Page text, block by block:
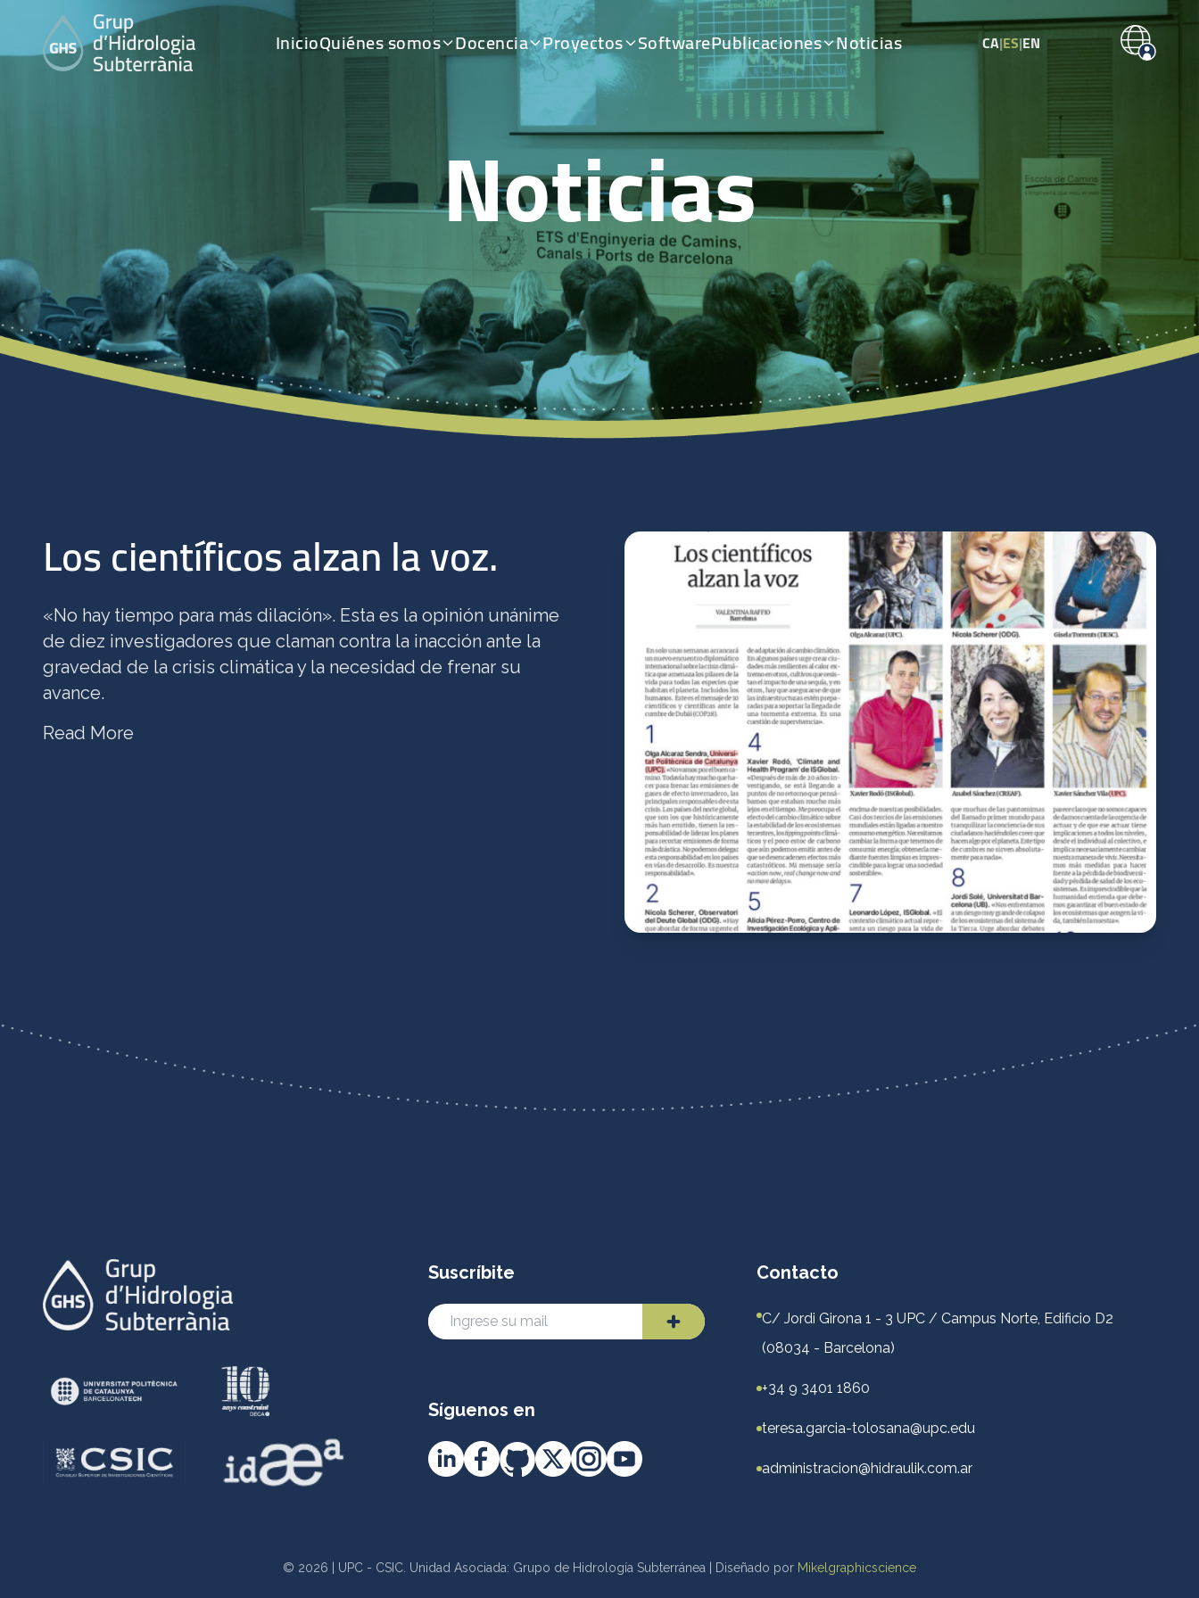
InicioQuiénes somos Docencia Proyectos SoftwarePublicaciones Noticias CA|ES|EN
Noticias
Los científicos alzan la voz.
«No hay tiempo para más dilación». Esta es la opinión unánime
de diez investigadores que claman contra la inacción ante la
gravedad de la crisis climática y la necesidad de frenar su
avance.
Read More
Suscríbite
Síguenos en
Contacto
C/ Jordi Girona 1 - 3 UPC / Campus Norte, Edificio D2
(08034 - Barcelona)
+34 9 3401 1860
teresa.garcia-tolosana@upc.edu
administracion@hidraulik.com.ar
© 2026 | UPC - CSIC. Unidad Asociada: Grupo de Hidrología Subterránea | Diseñado por Mikelgraphicscience